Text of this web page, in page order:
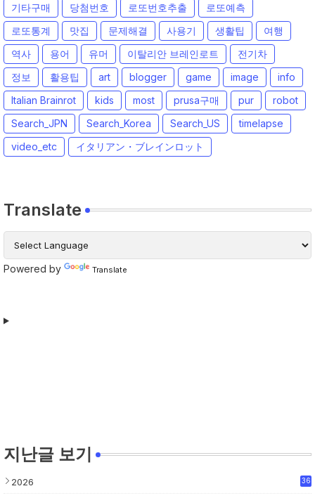
기타구매
당첨번호 로또번호추출
로또예측
로또통계
맛집 문제해결 사용기 생활팁
여행
역사
용어 유머 이탈리안 브레인로트
전기차
정보
활용팁 art blogger game image
info
Italian Brainrot
kids most prusa구매 pur
robot
Search_JPN
Search_Korea Search_US
timelapse
video_etc
イタリアン・ブレインロット
Translate
Powered by Translate
지난글 보기
2026 36